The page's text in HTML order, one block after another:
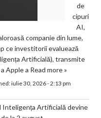
de
cipuri
AI,
companie din lume,
ce investitorii evaluează
Artificială), transmite
Apple a Read more »
iulie 30, 2026 - 2:13 pm
Inteligența Artificială devine